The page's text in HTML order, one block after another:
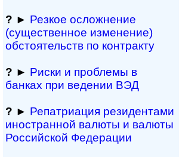
? ► Резкое осложнение
(сущест­вен­ное измене­ние)
обсто­ятельств по контракту
? ► Риски и проблемы в
банках при ведении ВЭД
? ► Репатриация ре­зи­ден­та­ми
иностранной ва­лю­ты и валюты
Рос­сий­ской Федерации